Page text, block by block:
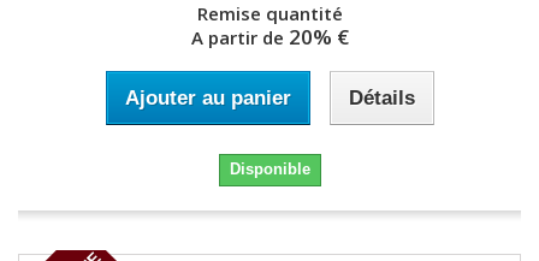
Remise quantité
A partir de 20% €
Ajouter au panier Détails
Disponible